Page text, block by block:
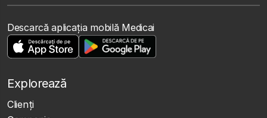
Descarcă aplicația mobilă Medicai
Explorează
Clienţi